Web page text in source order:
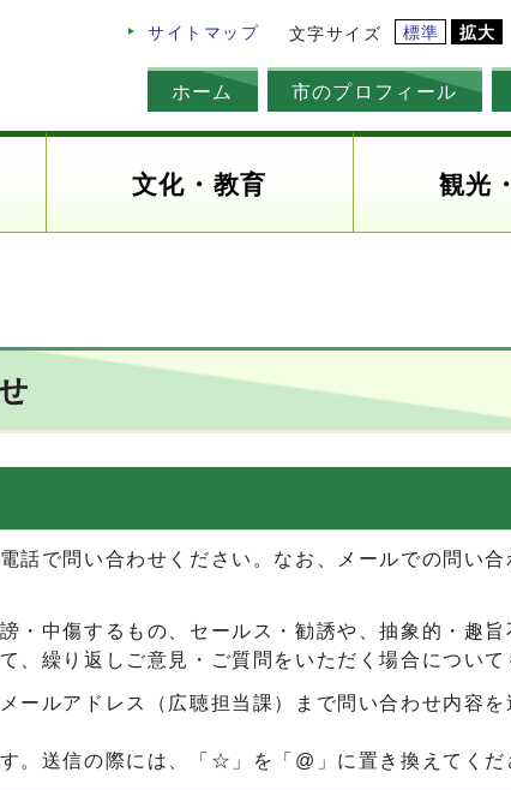
サイトマップ 文字サイズ 標準 拡大
ホーム 市のプロフィール
文化・教育 観光
で問い合わせください。なお、メールでの問い
・中傷するもの、セールス・勧誘や、抽象的・趣
、繰り返しご意見・ご質問をいただく場合について
ルアドレス（広聴担当課）まで問い合わせ内容を
送信の際には、「☆」を「@」に置き換えてくだ